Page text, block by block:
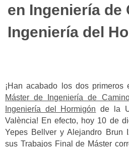
en Ingeniería de
Ingeniería del
¡Han acabado los dos primeros
Máster de Ingeniería de
Ingeniería del Hormigón de la
València! En efecto, hoy 10 de
Yepes Bellver y Alejandro Brun
sus Trabajos Final de Máster